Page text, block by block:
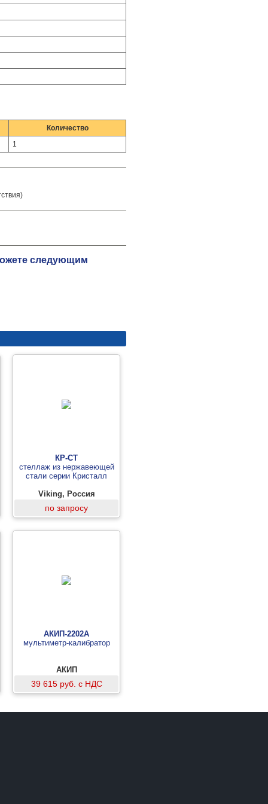
Количество
1
следующим
КР-СТ
стеллаж из нержавеющей
стали серии Кристалл
Viking, Россия
по запросу
АКИП-2202А
мультиметр-калибратор
АКИП
39 615 руб. с НДС